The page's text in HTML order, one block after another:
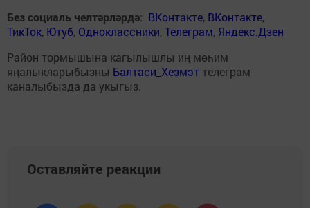
Без социаль челтәрләрдә: ВКонтакте, ВКонтакте,
ТикТок, Ютуб, Одноклассники,Телеграм, Яндекс.Дзен
Район тормышына кагылышлы иң мөһим
яңалыкларыбызны Балтаси_Хезмэт телеграм
каналыбызда да укыгыз.
Оставляйте реакции